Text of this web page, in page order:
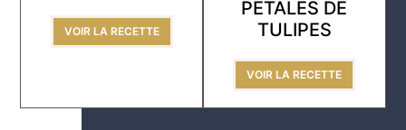
VOIR LA RECETTE
PÉTALES DE
TULIPES
VOIR LA RECETTE